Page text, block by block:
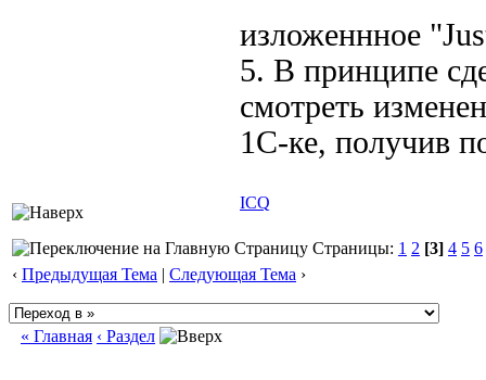
изложеннное
5. В принципе
смотреть
1С-ке, получив
ICQ
Страницы: 1 2 [3] 4 5 6
‹ Предыдущая Тема | Следующая Тема ›
« Главная ‹ Раздел